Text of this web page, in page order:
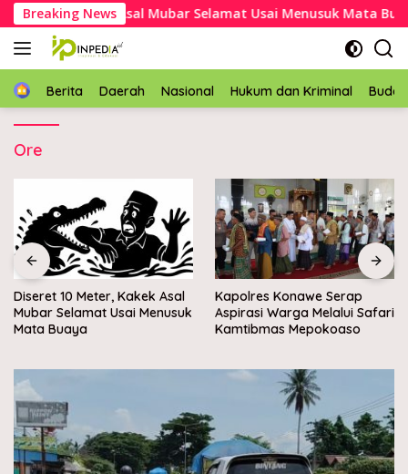
Langsung
ke
konten
Breaking News
Meter, Kakek Asal Mubar Selamat Usai Menusuk Mata Buaya
HomeBerita Daerah Nasional Hukum dan Kriminal
Ore
Asal
Menusuk
Kapolres Konawe Serap
Aspirasi Warga Melalui Safari
Kamtibmas Mepokoaso
Wabup Konawe
batu pertama
Nelayan Merah